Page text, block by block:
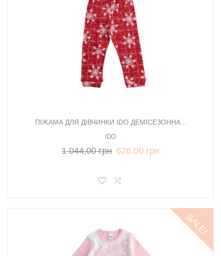
ПІЖАМА ДЛЯ ДІВЧИНКИ IDO ДЕМІСЕЗОННА...
iDO
1 044,00 грн 626,00 грн
SALE!